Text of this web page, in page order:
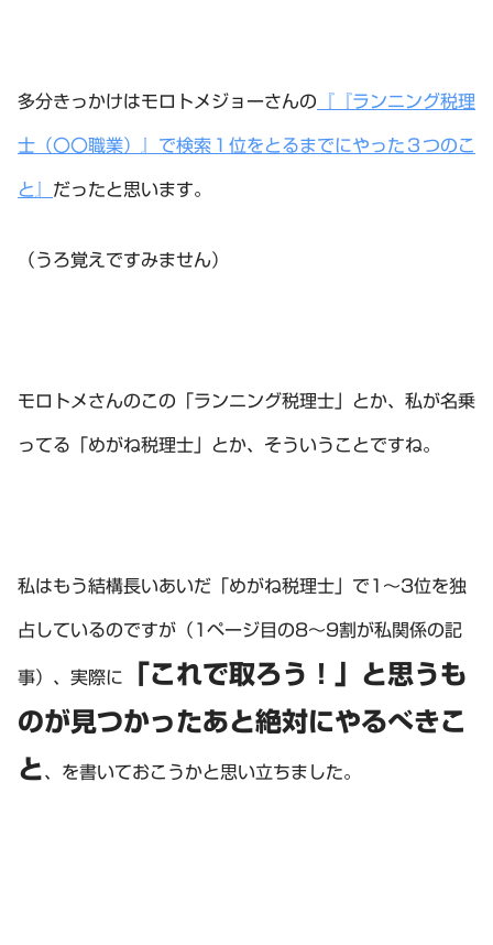
多分きっかけはモロトメジョーさんの 『『ランニング税理
士（〇〇職業）』で検索１位をとるまでにやった３つのこ
と』 だったと思います。
（うろ覚えですみません）
モロトメさんのこの「ランニング税理士」とか、私が名乗
ってる「めがね税理士」とか、そういうことですね。
私はもう結構長いあいだ「めがね税理士」で1～3位を独
占しているのですが（1ページ目の8～9割が私関係の記
事）、実際に
「これで取ろう！」と思うも
のが見つかったあと絶対にやるべきこ
と、を書いておこうかと思い立ちました。